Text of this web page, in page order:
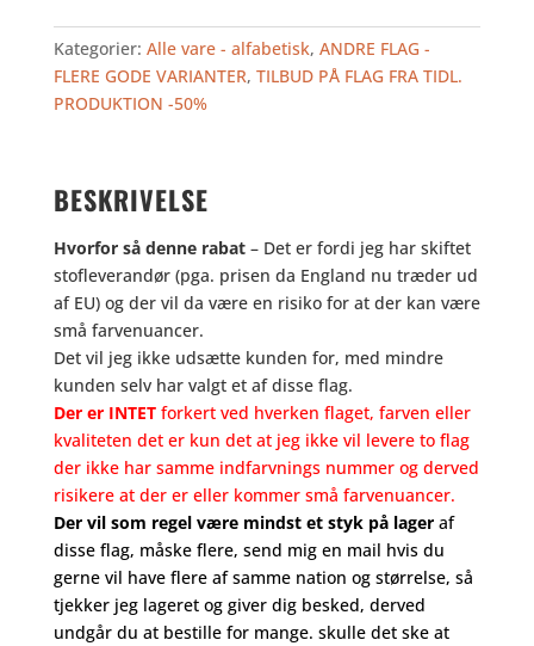
TILBUD
antal
Kategorier: Alle vare - alfabetisk, ANDRE FLAG -
FLERE GODE VARIANTER, TILBUD PÅ FLAG FRA TIDL.
PRODUKTION -50%
BESKRIVELSE
Hvorfor så denne rabat– Det er fordi jeg har skiftet
stofleverandør (pga. prisen da England nu træder ud
af EU) og der vil da være en risiko for at der kan være
små farvenuancer.
Det vil jeg ikke udsætte kunden for, med mindre
kunden selv har valgt et af disse flag.
Der er INTETforkert ved hverken flaget, farven eller
kvaliteten det er kun det at jeg ikke vil levere to flag
der ikke har samme indfarvnings nummer og derved
risikere at der er eller kommer små farvenuancer.
Der vil som regel være mindst et styk på lageraf
disse flag, måske flere, send mig en mail hvis du
gerne vil have flere af samme nation og størrelse, så
tjekker jeg lageret og giver dig besked, derved
undgår du at bestille for mange. skulle det ske at